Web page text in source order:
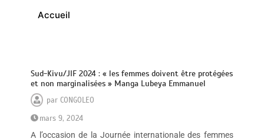
Accueil
Sud-Kivu/JIF 2024 : « les femmes doivent être protégées
et non marginalisées » Manga Lubeya Emmanuel
parCONGOLEO
mars 9, 2024
A l’occasion de la Journée internationale des femmes